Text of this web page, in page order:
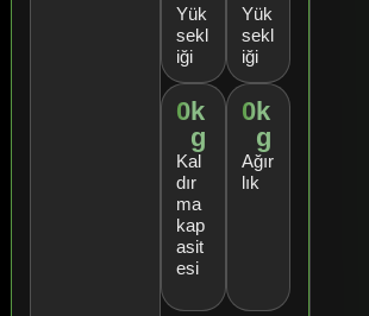
Yük
sekl
iği
Yük
sekl
iği
0k
g
Kal
dır
ma
kap
asit
esi
0k
g
Ağır
lık